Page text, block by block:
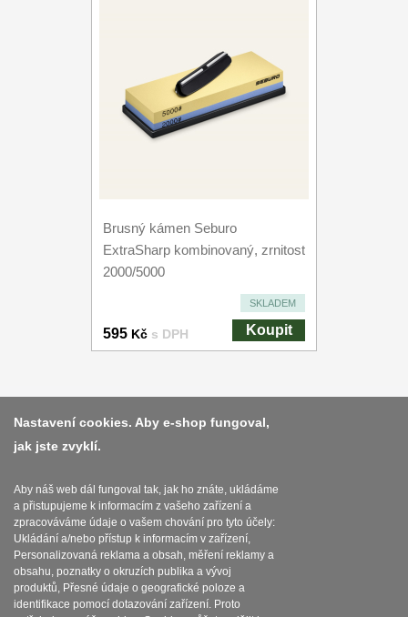
Brusný kámen Seburo
ExtraSharp kombinovaný, zrnitost
2000/5000
SKLADEM
595 Kč s DPH Koupit
Platba a dodávka
Obchodní podmínky
Zasady zpracovani osobnich udaju
Reklamační řád
O nožích
Nastavení cookies. Aby e-shop fungoval,
jak jste zvyklí.
Aby náš web dál fungoval tak, jak ho znáte, ukládáme
a přistupujeme k informacím z vašeho zařízení a
zpracováváme údaje o vašem chování pro tyto účely:
Ukládání a/nebo přístup k informacím v zařízení,
Personalizovaná reklama a obsah, měření reklamy a
obsahu, poznatky o okruzích publika a vývoj
produktů, Přesné údaje o geografické poloze a
identifikace pomocí dotazování zařízení. Proto